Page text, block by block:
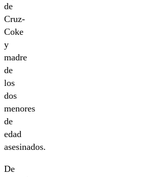
de
Cruz-
Coke
y
madre
de
los
dos
menores
de
edad
asesinados.
De